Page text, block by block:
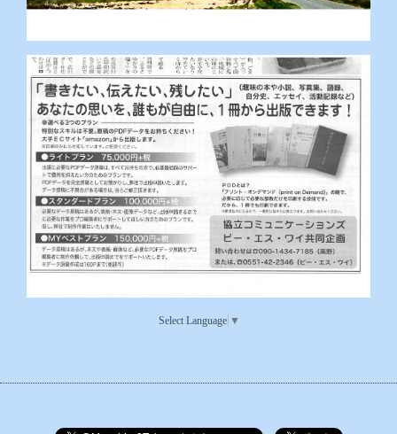
Select Language ▼